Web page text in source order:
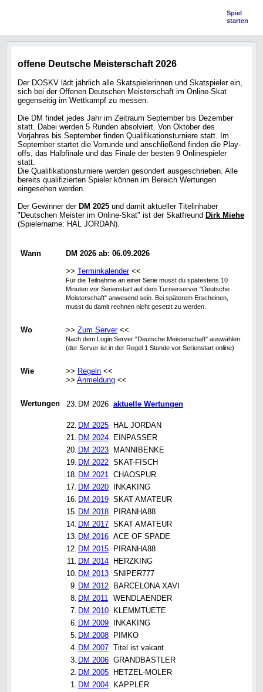
Spiel
starten
offene Deutsche Meisterschaft 2026
Der DOSKV lädt jährlich alle Skatspielerinnen und Skatspieler ein,
sich bei der Offenen Deutschen Meisterschaft im Online-Skat
gegenseitig im Wettkampf zu messen.
Die DM findet jedes Jahr im Zeitraum September bis Dezember
statt. Dabei werden 5 Runden absolviert. Von Oktober des
Vorjahres bis September finden Qualifikationsturniere statt. Im
September startet die Vorrunde und anschließend finden die Play-
offs, das Halbfinale und das Finale der besten 9 Onlinespieler
statt.
Die Qualifikationsturniere werden gesondert ausgeschrieben. Alle
bereits qualifizierten Spieler können im Bereich Wertungen
eingesehen werden.
Der Gewinner der DM 2025 und damit aktueller Titelinhaber
"Deutschen Meister im Online-Skat" ist der Skatfreund Dirk Miehe
(Spielername: HAL JORDAN).
Wann
DM 2026 ab: 06.09.2026
>> Terminkalender<<
Für die Teilnahme an einer Serie musst du spätestens 10
Minuten vor Serienstart auf dem Turnierserver "Deutsche
Meisterschaft" anwesend sein. Bei späterem Erscheinen,
musst du damit rechnen nicht gesetzt zu werden.
Wo >> Zum Server<<
Nach dem Login Server "Deutsche Meisterschaft" auswählen.
(der Server ist in der Regel 1 Stunde vor Serienstart online)
Wie >> Regeln <<
>> Anmeldung <<
Wertungen 23. DM 2026 aktuelle Wertungen
22. DM 2025
HAL JORDAN
21. DM 2024
EINPASSER
20. DM 2023
MANNIBENKE
19. DM 2022 SKAT-FISCH
18. DM 2021 CHAOSPUR
17. DM 2020
INKAKING
16. DM 2019 SKAT AMATEUR
15. DM 2018
PIRANHA88
14. DM 2017 SKAT AMATEUR
13. DM 2016 ACE OF SPADE
12. DM 2015
PIRANHA88
11. DM 2014
HERZKING
10. DM 2013 SNIPER777
9. DM 2012
BARCELONA XAVI
8. DM 2011 WENDLAENDER
7. DM 2010
KLEMMTUETE
6. DM 2009
INKAKING
5. DM 2008
PIMKO
4. DM 2007 Titel ist vakant
3. DM 2006 GRANDBASTLER
2. DM 2005
HETZEL-MOLER
1. DM 2004 KAPPLER